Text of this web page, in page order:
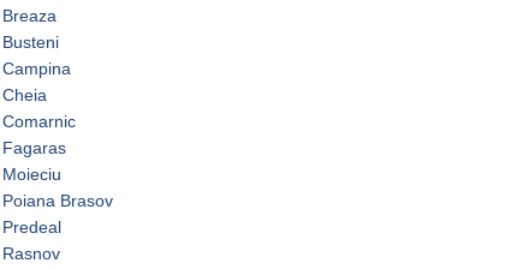
Breaza
Busteni
Campina
Cheia
Comarnic
Fagaras
Moieciu
Poiana Brasov
Predeal
Rasnov